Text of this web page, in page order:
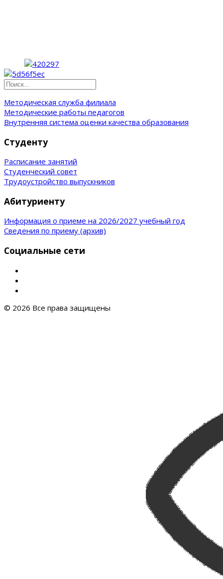
Методическая служба филиала
Методические работы педагогов
Внутренняя система оценки качества образования
Студенту
Расписание занятий
Студенческий совет
Трудоустройство выпускников
Абитуриенту
Информация о приеме на 2026/2027 учебный год
Сведения по приему (архив)
Социальные сети
© 2026 Все права защищены